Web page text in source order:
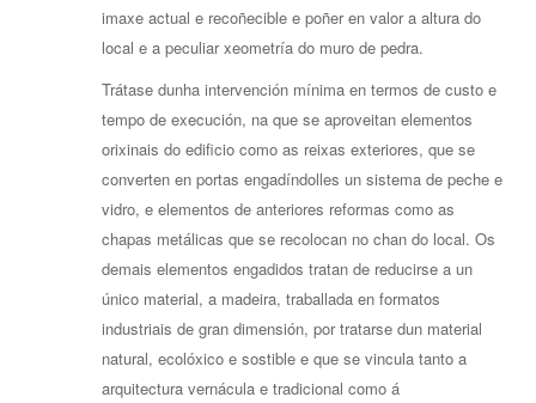
imaxe actual e recoñecible e poñer en valor a altura do
local e a peculiar xeometría do muro de pedra.
Trátase dunha intervención mínima en termos de custo e
tempo de execución, na que se aproveitan elementos
orixinais do edificio como as reixas exteriores, que se
converten en portas engadíndolles un sistema de peche e
vidro, e elementos de anteriores reformas como as
chapas metálicas que se recolocan no chan do local. Os
demais elementos engadidos tratan de reducirse a un
único material, a madeira, traballada en formatos
industriais de gran dimensión, por tratarse dun material
natural, ecolóxico e sostible e que se vincula tanto a
arquitectura vernácula e tradicional como á